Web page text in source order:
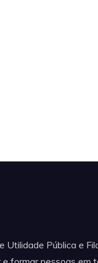
Utilidade Pública e